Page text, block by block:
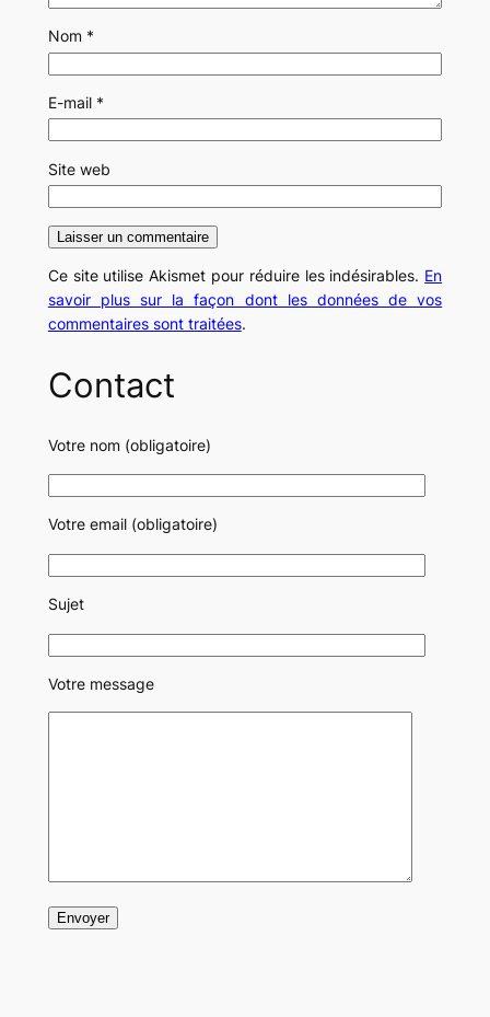
Nom *
E-mail *
Site web
Ce site utilise Akismet pour réduire les indésirables. En
savoir plus sur la façon dont les données de vos
commentaires sont traitées.
Contact
Votre nom (obligatoire)
Votre email (obligatoire)
Sujet
Votre message